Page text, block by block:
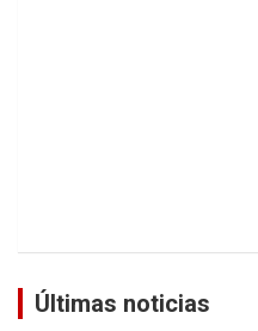
Últimas noticias